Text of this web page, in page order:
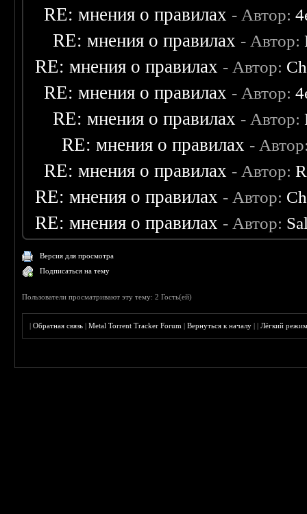
RE: мнения о правилах - Автор:
RE: мнения о правилах - Автор:
RE: мнения о правилах - Автор:
RE: мнения о правилах - Автор:
RE: мнения о правилах - Автор:
RE: мнения о правилах -
RE: мнения о правилах - Автор:
RE: мнения о правилах - Автор:
RE: мнения о правилах - Автор:
Версия для просмотра
Подписаться на тему
Пользователи просматривают эту тему: 2 Гость(ей)
|Обратная связь |Metal Torrent Tracker Forum |Вернуться к началу ||Лёгкий